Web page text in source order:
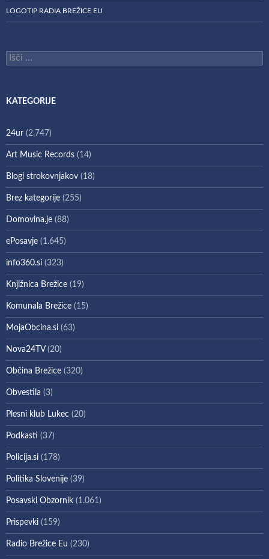
LOGOTIP RADIA BREŽICE EU
Išči:
KATEGORIJE
24ur (2.747)
Art Music Records (14)
Blogi strokovnjakov (18)
Brez kategorije (255)
Domovina.je (88)
ePosavje (1.645)
info360.si (323)
Knjižnica Brežice (19)
Komunala Brežice (15)
MojaObcina.si (63)
Nova24TV(20)
Občina Brežice (320)
Obvestila (3)
Plesni klub Lukec (20)
Podkasti (37)
Policija.si (178)
Politika Slovenije (39)
Posavski Obzornik (1.061)
Prispevki (159)
Radio Brežice Eu (230)